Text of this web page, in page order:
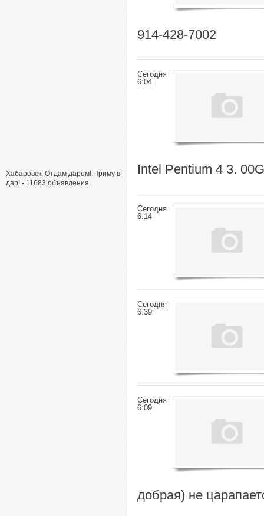
Хабаровск: Отдам даром! Приму в
дар! - 11683 объявления.
914-428-7002
Сегодня
6:04
Intel Pentium 4 3.
Сегодня
6:14
Сегодня
6:39
Сегодня
6:09
добрая) не